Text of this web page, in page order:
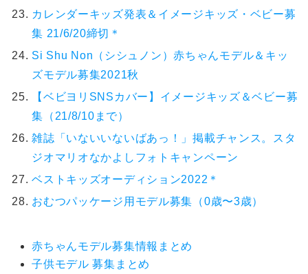
カレンダーキッズ発表＆イメージキッズ・ベビー募
集 21/6/20締切＊
Si Shu Non（シシュノン）赤ちゃんモデル＆キッ
ズモデル募集2021秋
【ベビヨリSNSカバー】イメージキッズ＆ベビー募
集（21/8/10まで）
雑誌「いないいないばあっ！」掲載チャンス。スタ
ジオマリオなかよしフォトキャンペーン
ベストキッズオーディション2022＊
おむつパッケージ用モデル募集（0歳〜3歳）
赤ちゃんモデル募集情報まとめ
子供モデル 募集まとめ